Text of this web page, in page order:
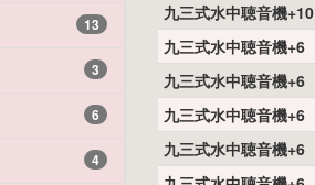
13
3
6
4
九三式水中聴音機+10
九三式水中聴音機+6
九三式水中聴音機+6
九三式水中聴音機+6
九三式水中聴音機+6